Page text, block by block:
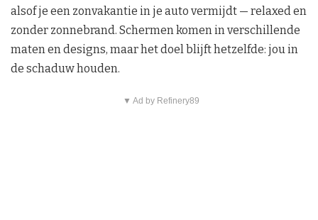
alsof je een zonvakantie in je auto vermijdt — relaxed en
zonder zonnebrand. Schermen komen in verschillende
maten en designs, maar het doel blijft hetzelfde: jou in
de schaduw houden.
▼ Ad by Refinery89